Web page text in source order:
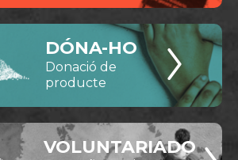
DÓNA-HO
Donació de
producte
VOLUNTARIADO